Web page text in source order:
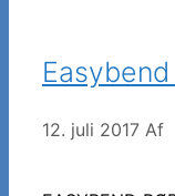
12. juli 2017 Af